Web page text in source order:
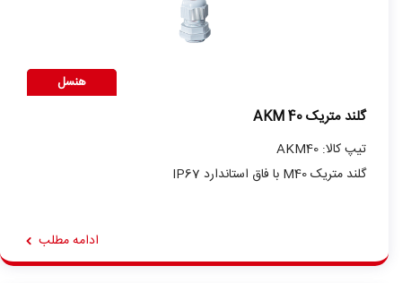
هنسل
گلند متریک AKM 40
تیپ کالا: AKM40
گلند متریک M40 با فاق استاندارد IP67
ادامه مطلب